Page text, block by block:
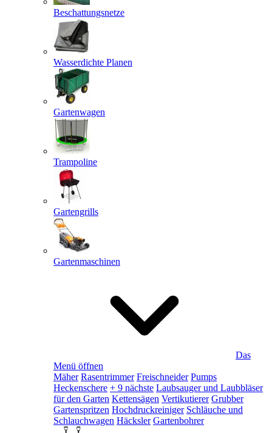
Beschattungsnetze
Wasserdichte Planen
Gartenwagen
Trampoline
Gartengrills
Gartenmaschinen
Das
Menü öffnen
Mäher Rasentrimmer Freischneider Pumps
Heckenschere + 9 nächste Laubsauger und Laubbläser
für den Garten Kettensägen Vertikutierer Grubber
Gartenspritzen Hochdruckreiniger Schläuche und
Schlauchwagen Häcksler Gartenbohrer